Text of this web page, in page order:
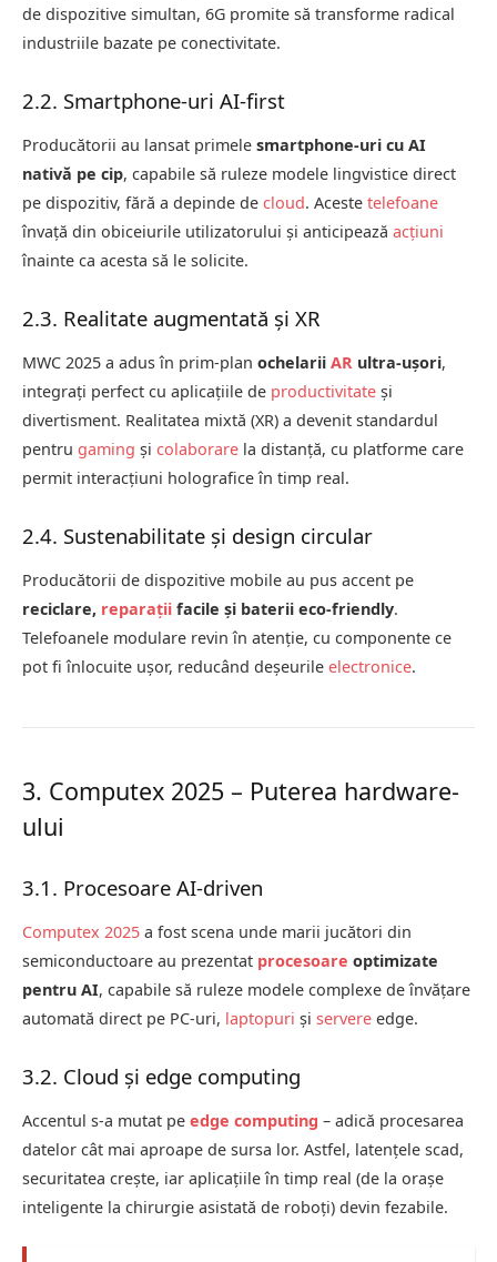
de dispozitive simultan, 6G promite să transforme radical
industriile bazate pe conectivitate.
2.2. Smartphone-uri AI-first
Producătorii au lansat primele smartphone-uri cu AI
nativă pe cip, capabile să ruleze modele lingvistice direct
pe dispozitiv, fără a depinde de cloud. Aceste telefoane
învață din obiceiurile utilizatorului și anticipează acțiuni
înainte ca acesta să le solicite.
2.3. Realitate augmentată și XR
MWC 2025 a adus în prim-plan ochelarii AR ultra-ușori,
integrați perfect cu aplicațiile de productivitate și
divertisment. Realitatea mixtă (XR) a devenit standardul
pentru gaming și colaborare la distanță, cu platforme care
permit interacțiuni holografice în timp real.
2.4. Sustenabilitate și design circular
Producătorii de dispozitive mobile au pus accent pe
reciclare, reparații facile și baterii eco-friendly.
Telefoanele modulare revin în atenție, cu componente ce
pot fi înlocuite ușor, reducând deșeurile electronice.
3. Computex 2025 – Puterea hardware-
ului
3.1. Procesoare AI-driven
Computex 2025 a fost scena unde marii jucători din
semiconductoare au prezentat procesoare optimizate
pentru AI, capabile să ruleze modele complexe de învățare
automată direct pe PC-uri, laptopuri și servere edge.
3.2. Cloud și edge computing
Accentul s-a mutat pe edge computing – adică procesarea
datelor cât mai aproape de sursa lor. Astfel, latențele scad,
securitatea crește, iar aplicațiile în timp real (de la orașe
inteligente la chirurgie asistată de roboți) devin fezabile.